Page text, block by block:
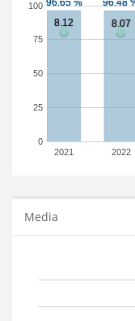
2021 2022
0
25
50
75
100
Media